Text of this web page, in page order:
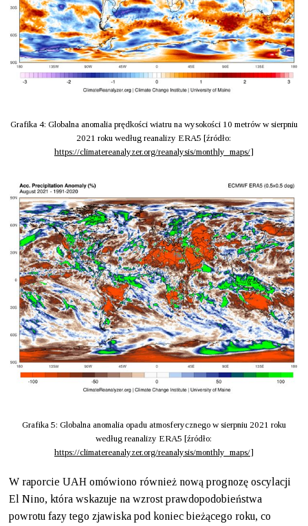
Grafika 4: Globalna anomalia prędkości wiatru na wysokości 10 metrów w sierpniu
2021 roku według reanalizy ERA5 [źródło:
https://climatereanalyzer.org/reanalysis/monthly_maps/]
Grafika 5: Globalna anomalia opadu atmosferycznego w sierpniu 2021 roku
według reanalizy ERA5 [źródło:
https://climatereanalyzer.org/reanalysis/monthly_maps/]
W raporcie UAH omówiono również nową prognozę oscylacji
El Nino, która wskazuje na wzrost prawdopodobieństwa
powrotu fazy tego zjawiska pod koniec bieżącego roku, co